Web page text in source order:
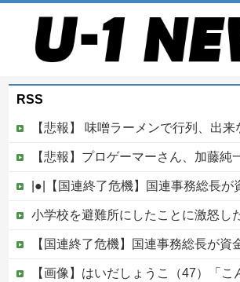
RSS
【悲報】 味噌ラーメンで行列、出来
【悲報】プロゲーマーさん、加藤純一信者を怒らせてしまった結果
|●|【国連終了危機】国連事務総長が資金難を警告→未払い額を見た世界3位負担の日本側から厳
小学校を避難所にしたことに激怒した某野党幹部、僅か3文字で論破さ
【国連終了危機】国連事務総長が資金難を警告→未払い額を見た世界3位負担の日本側から厳
【画像】はいだしょうこ（47）「こんなオ